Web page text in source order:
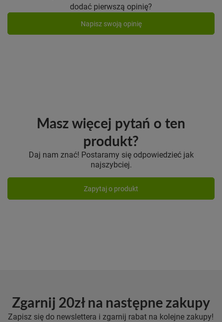
dodać pierwszą opinię?
Napisz swoją opinię
Masz więcej pytań o ten
produkt?
Daj nam znać! Postaramy się odpowiedzieć jak
najszybciej.
Zapytaj o produkt
Zgarnij 20zł na następne zakupy
Zapisz się do newslettera i zgarnij rabat na kolejne zakupy!